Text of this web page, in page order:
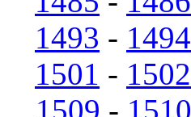
1493 - 1494
1501 - 1502
1509 - 1510